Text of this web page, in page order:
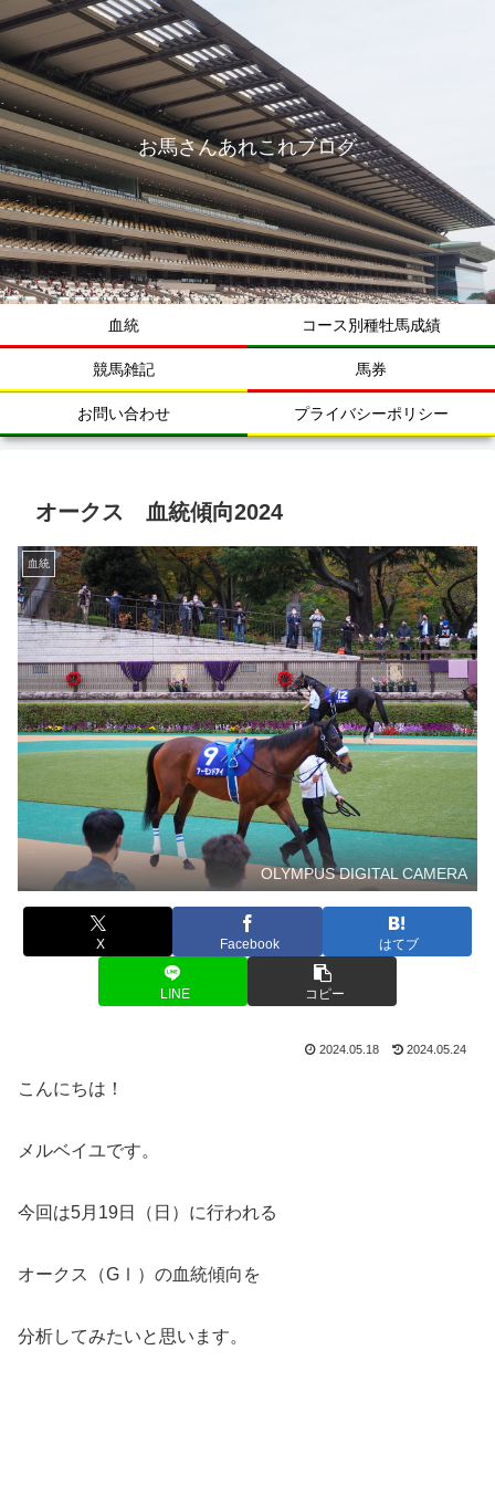
お馬さんあれこれブログ
血統 コース別種牡馬成績
競馬雑記 馬券
お問い合わせ プライバシーポリシー
オークス 血統傾向2024
血統
OLYMPUS DIGITAL CAMERA
X Facebook はてブ
LINE コピー
2024.05.18 2024.05.24
こんにちは！
メルベイユです。
今回は5月19日（日）に行われる
オークス（GⅠ）の血統傾向を
分析してみたいと思います。